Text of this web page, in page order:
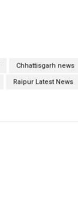
Chhattisgarh news
Raipur Latest News